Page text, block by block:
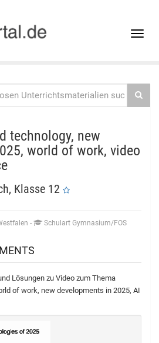
Toggle
technology, new
world of work, video
Klasse 12
- Schulart Gymnasium/FOS
Lösungen zu Video zum Thema
of work, new developments in 2025, AI